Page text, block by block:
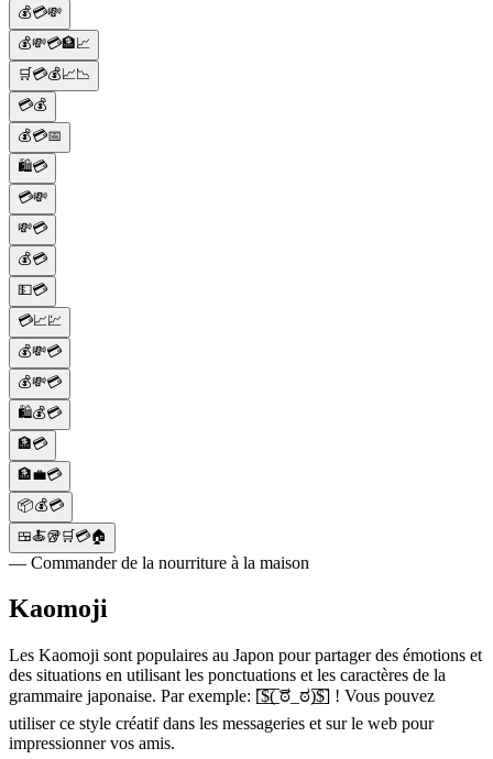
💰💳💸
💰💸💳🏦📈
🛒💳💰📈📉
💳💰
💰💳📅
🛍️💳
💳💸
💸💳
💰💳
💵💳
💳📈💹
💰💸💳
💰💸💳
🛍️💰💳
🏦💳
🏦💼💳
📦💰💳
🍱🍝🥡🛒💳🏠
— Commander de la nourriture à la maison
Kaomoji
Les Kaomoji sont populaires au Japon pour partager des émotions et
des situations en utilisant les ponctuations et les caractères de la
grammaire japonaise. Par exemple: [̲̅$̲̅(̲̅ ͡ಠ_ಠ)̲̅$̲̅] ! Vous pouvez
utiliser ce style créatif dans les messageries et sur le web pour
impressionner vos amis.